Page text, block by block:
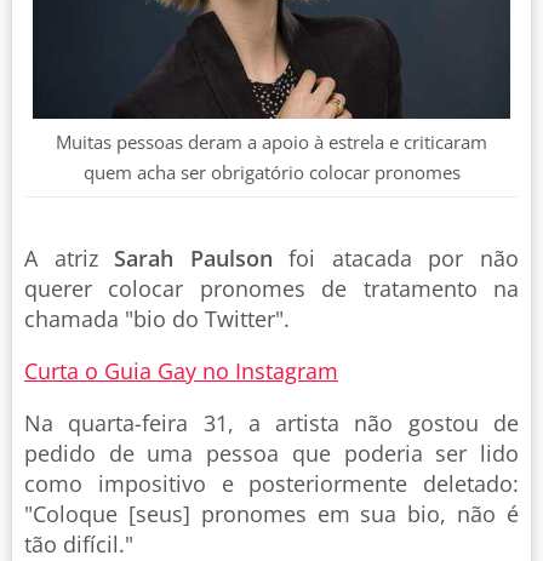
Muitas pessoas deram a apoio à estrela e criticaram
quem acha ser obrigatório colocar pronomes
A atriz Sarah Paulson foi atacada por não
querer colocar pronomes de tratamento na
chamada "bio do Twitter".
Curta o Guia Gay no Instagram
Na quarta-feira 31, a artista não gostou de
pedido de uma pessoa que poderia ser lido
como impositivo e posteriormente deletado:
"Coloque [seus] pronomes em sua bio, não é
tão difícil."